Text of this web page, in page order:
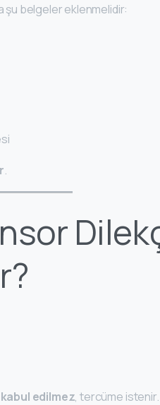
şu belgeler eklenmelidir:
.
edilmez, tercüme istenir.